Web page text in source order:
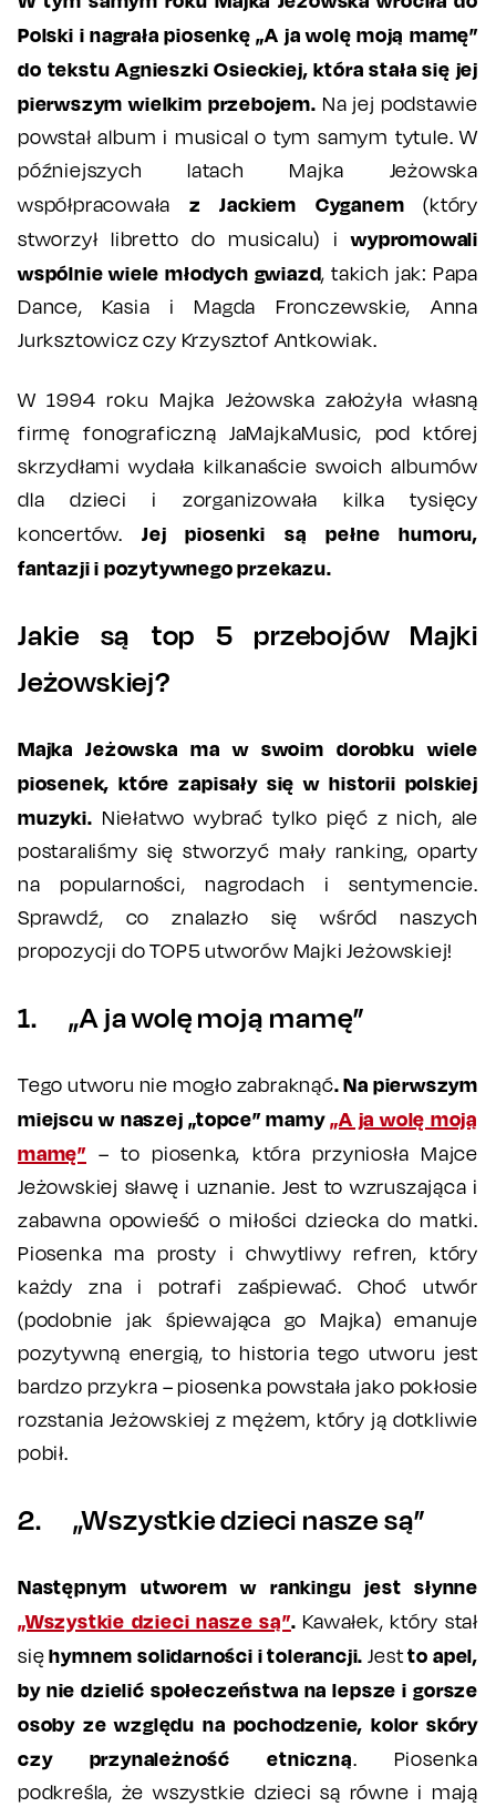
Polski i nagrała piosenkę „A ja wolę moją mamę”
do tekstu Agnieszki Osieckiej, która stała się jej
pierwszym wielkim przebojem. Na jej podstawie
powstał album i musical o tym samym tytule. W
późniejszych latach Majka Jeżowska
współpracowała z Jackiem Cyganem (który
stworzył libretto do musicalu) iwypromowali
wspólnie wiele młodych gwiazd, takich jak: Papa
Dance, Kasia i Magda Fronczewskie, Anna
Jurksztowicz czy Krzysztof Antkowiak.
W 1994 roku Majka Jeżowska założyła własną
firmę fonograficzną JaMajkaMusic, pod której
skrzydłami wydała kilkanaście swoich albumów
dla dzieci i zorganizowała kilka tysięcy
koncertów. Jej piosenki są pełne humoru,
fantazji i pozytywnego przekazu.
Jakie są top 5 przebojów Majki
Jeżowskiej?
Majka Jeżowska ma w swoim dorobku wiele
piosenek, które zapisały się w historii polskiej
muzyki. Niełatwo wybrać tylko pięć z nich, ale
postaraliśmy się stworzyć mały ranking, oparty
na popularności, nagrodach i sentymencie.
Sprawdź, co znalazło się wśród naszych
propozycji do TOP5 utworów Majki Jeżowskiej!
1. „A ja wolę moją mamę”
Tego utworu nie mogło zabraknąć. Na pierwszym
miejscu w naszej „topce” mamy„A ja wolę moją
mamę” – to piosenka, która przyniosła Majce
Jeżowskiej sławę i uznanie. Jest to wzruszająca i
zabawna opowieść o miłości dziecka do matki.
Piosenka ma prosty i chwytliwy refren, który
każdy zna i potrafi zaśpiewać. Choć utwór
(podobnie jak śpiewająca go Majka) emanuje
pozytywną energią, to historia tego utworu jest
bardzo przykra – piosenka powstała jako pokłosie
rozstania Jeżowskiej z mężem, który ją dotkliwie
pobił.
2. „Wszystkie dzieci nasze są”
Następnym utworem w rankingu jest słynne
„Wszystkie dzieci nasze są”. Kawałek, który stał
sięhymnem solidarności i tolerancji. Jestto apel,
by nie dzielić społeczeństwa na lepsze i gorsze
osoby ze względu na pochodzenie, kolor skóry
czy przynależność etniczną. Piosenka
podkreśla, że wszystkie dzieci są równe i mają